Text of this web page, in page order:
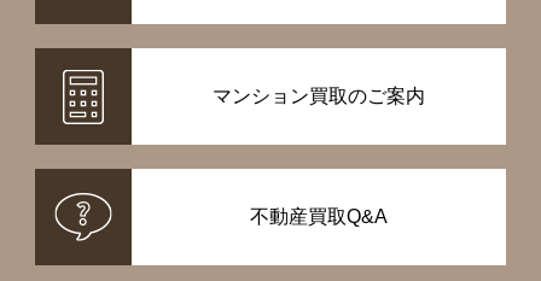
マンション買取のご案内
不動産買取Q&A